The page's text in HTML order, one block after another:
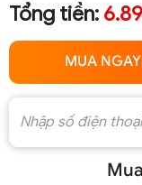
Tổng tiền:
MUA NGAY